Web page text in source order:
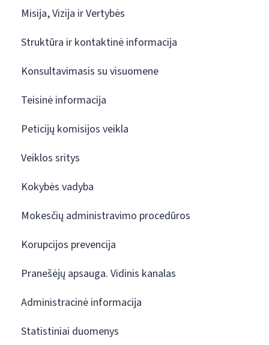
Misija, Vizija ir Vertybės
Struktūra ir kontaktinė informacija
Konsultavimasis su visuomene
Teisinė informacija
Peticijų komisijos veikla
Veiklos sritys
Kokybės vadyba
Mokesčių administravimo procedūros
Korupcijos prevencija
Pranešėjų apsauga. Vidinis kanalas
Administracinė informacija
Statistiniai duomenys